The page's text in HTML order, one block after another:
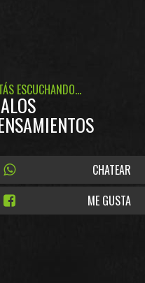
ESCUCHANDO...
CHATEAR
ME GUSTA